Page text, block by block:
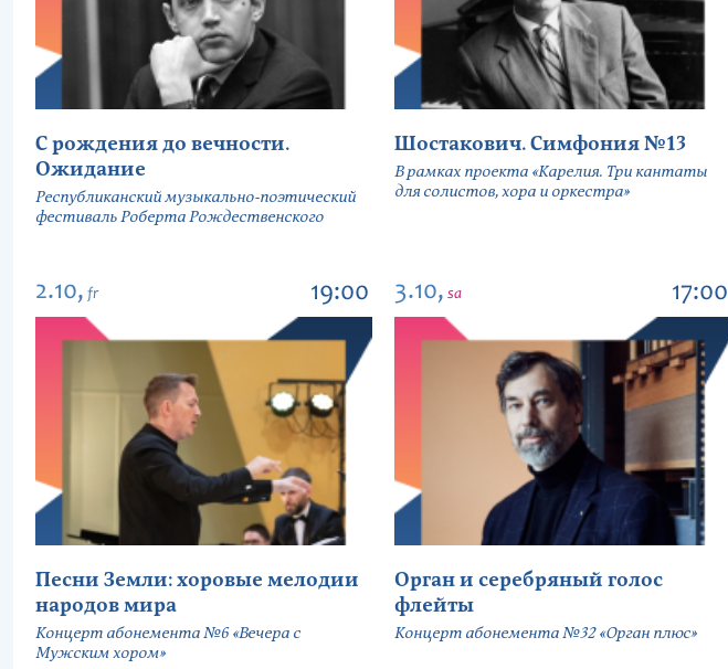
С рождения до вечности.
Ожидание
Республиканский музыкально-поэтический
фестиваль Роберта Рождественского
Шостакович. Симфония №13
В рамках проекта «Карелия. Три кантаты
для солистов, хора и оркестра»
2.10, fr 19:00
Песни Земли: хоровые мелодии
народов мира
Концерт абонемента №6 «Вечера с
Мужским хором»
3.10, sa 17:00
Орган и серебряный голос
флейты
Концерт абонемента №32 «Орган плюс»